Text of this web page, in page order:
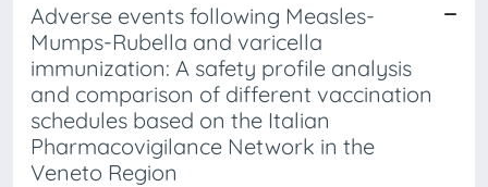
Adverse events following Measles-
Mumps-Rubella and varicella
immunization: A safety profile analysis
and comparison of different vaccination
schedules based on the Italian
Pharmacovigilance Network in the
Veneto Region